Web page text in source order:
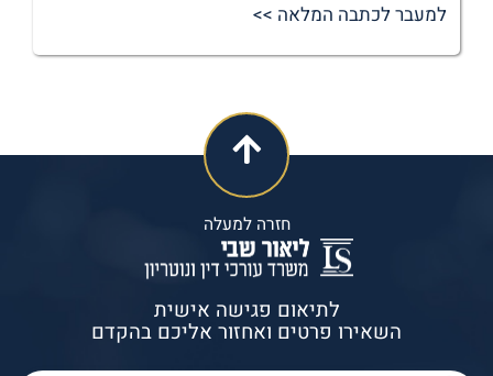
למעבר לכתבה המלאה >>
חזרה למעלה
לתיאום פגישה אישית
השאירו פרטים ואחזור אליכם בהקדם